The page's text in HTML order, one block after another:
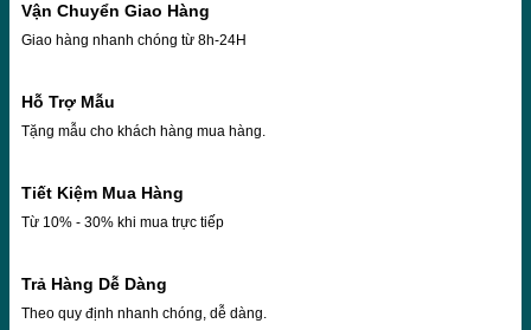
Vận Chuyển Giao Hàng
Giao hàng nhanh chóng từ 8h-24H
Hỗ Trợ Mẫu
Tặng mẫu cho khách hàng mua hàng.
Tiết Kiệm Mua Hàng
Từ 10% - 30% khi mua trực tiếp
Trả Hàng Dễ Dàng
Theo quy định nhanh chóng, dễ dàng.